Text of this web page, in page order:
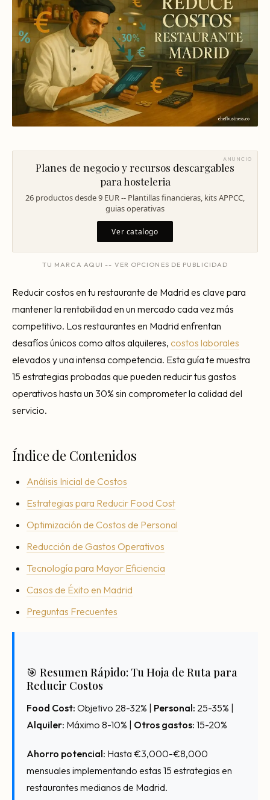
Mentoría Gastronómica
Transformación Digital
Arquitectura Gastronómica
Inversores Internacionales
Escandallos de restaurante
Ingeniería de menú
Carta rentable
Subir ticket medio
Atraer clientes
Cuánto cuesta abrir
Plan de negocio
Licencias Barcelona
Por qué fracasan
Traspasar restaurante
Mi restaurante va a cerrar
Glosario
Solicitar diagnóstico
ANUNCIO
Planes de negocio y recursos descargables
para hosteleria
26 productos desde 9 EUR -- Plantillas financieras, kits APPCC,
guias operativas
Ver catalogo
TU MARCA AQUI -- VER OPCIONES DE PUBLICIDAD
Reducir costos en tu restaurante de Madrid es clave para
mantener la rentabilidad en un mercado cada vez más
competitivo. Los restaurantes en Madrid enfrentan
desafíos únicos como altos alquileres, costos laborales
elevados y una intensa competencia. Esta guía te muestra
15 estrategias probadas que pueden reducir tus gastos
operativos hasta un 30% sin comprometer la calidad del
servicio.
Índice de Contenidos
Análisis Inicial de Costos
Estrategias para Reducir Food Cost
Optimización de Costos de Personal
Reducción de Gastos Operativos
Tecnología para Mayor Eficiencia
Casos de Éxito en Madrid
Preguntas Frecuentes
🎯 Resumen Rápido: Tu Hoja de Ruta para
Reducir Costos
Food Cost: Objetivo 28-32% | Personal: 25-35% |
Alquiler: Máximo 8-10% | Otros gastos: 15-20%
Ahorro potencial: Hasta €3,000-€8,000
mensuales implementando estas 15 estrategias en
restaurantes medianos de Madrid.